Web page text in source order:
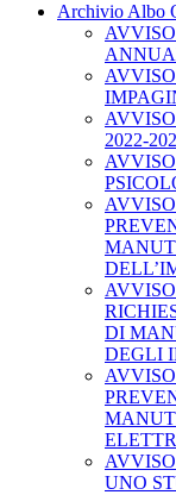
Archivio Albo
2022-
DI
DEGLI
UNO